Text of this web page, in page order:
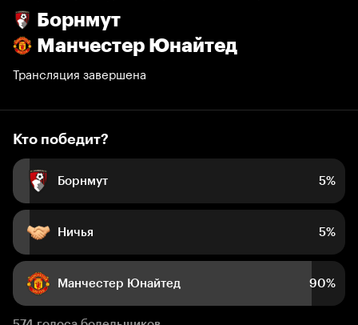
Борнмут
Манчестер Юнайтед
Трансляция завершена
5%
Кто победит?
Борнмут 5%
Ничья 5%
Манчестер Юнайтед 90%